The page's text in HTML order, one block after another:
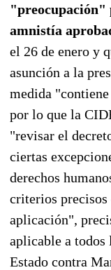
"preocupación"
amnistía
el 26 de enero y
asunción a la
medida
por lo que la
"revisar el
ciertas
derechos
criterios precisos
aplicación",
aplicable a todos
Estado contra